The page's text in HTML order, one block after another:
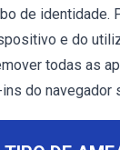
de identidade.
e do
todas as
do navegador